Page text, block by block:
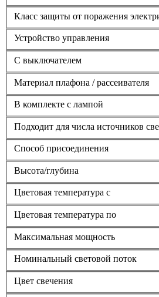
Класс защиты от поражения
Устройство управления
С выключателем
Материал плафона / рассеивателя
В комплекте с лампой
Подходит для числа источников
Способ присоединения
Высота/глубина
Цветовая температура с
Цветовая температура по
Максимальная мощность
Номинальный световой поток
Цвет свечения